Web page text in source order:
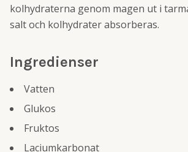
kolhydraterna genom magen ut i
salt och kolhydrater absorberas.
Ingredienser
Vatten
Glukos
Fruktos
Laciumkarbonat